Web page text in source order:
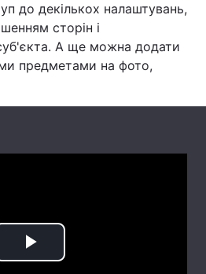
Регіони
до декількох налаштувань,
сторін і
А ще можна додати
предметами на фото,
Play